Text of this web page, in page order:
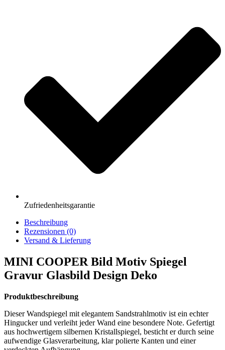
Zufriedenheitsgarantie
Beschreibung
Rezensionen (0)
Versand & Lieferung
MINI COOPER Bild Motiv Spiegel
Gravur Glasbild Design Deko
Produktbeschreibung
Dieser Wandspiegel mit elegantem Sandstrahlmotiv ist ein echter
Hingucker und verleiht jeder Wand eine besondere Note. Gefertigt
aus hochwertigem silbernen Kristallspiegel, besticht er durch seine
aufwendige Glasverarbeitung, klar polierte Kanten und einer